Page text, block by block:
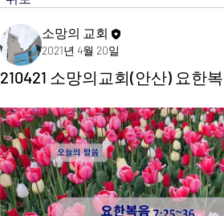
소망의 교회
2021년 4월 20일
210421 소망의교회(안산) 요한